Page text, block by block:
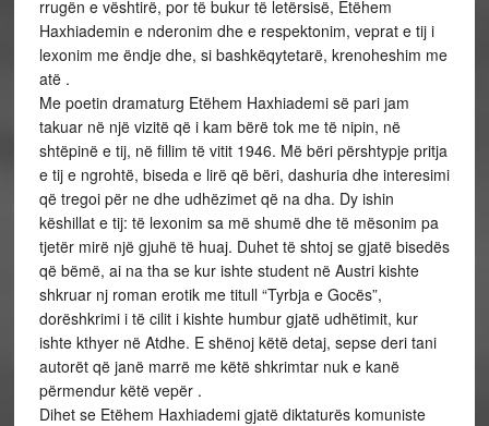
rrugën e vështirë, por të bukur të letërsisë, Etëhem
Haxhiademin e nderonim dhe e respektonim, veprat e tij i
lexonim me ëndje dhe, si bashkëqytetarë, krenoheshim me
atë .
Me poetin dramaturg Etëhem Haxhiademi së pari jam
takuar në një vizitë që i kam bërë tok me të nipin, në
shtëpinë e tij, në fillim të vitit 1946. Më bëri përshtypje pritja
e tij e ngrohtë, biseda e lirë që bëri, dashuria dhe interesimi
që tregoi për ne dhe udhëzimet që na dha. Dy ishin
këshillat e tij: të lexonim sa më shumë dhe të mësonim pa
tjetër mirë një gjuhë të huaj. Duhet të shtoj se gjatë bisedës
që bëmë, ai na tha se kur ishte student në Austri kishte
shkruar nj roman erotik me titull “Tyrbja e Gocës”,
dorëshkrimi i të cilit i kishte humbur gjatë udhëtimit, kur
ishte kthyer në Atdhe. E shënoj këtë detaj, sepse deri tani
autorët që janë marrë me këtë shkrimtar nuk e kanë
përmendur këtë vepër .
Dihet se Etëhem Haxhiademi gjatë diktaturës komuniste